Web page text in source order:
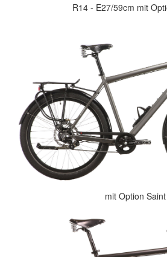
R14 - E27/59cm mit
mit Option Saint